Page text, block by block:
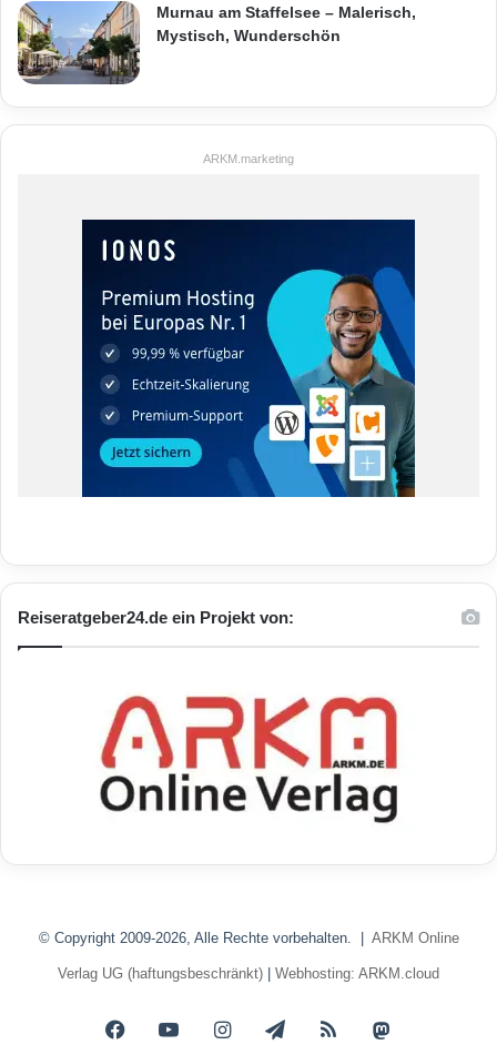
Murnau am Staffelsee – Malerisch,
Mystisch, Wunderschön
ARKM.marketing
Reiseratgeber24.de ein Projekt von:
© Copyright 2009-2026, Alle Rechte vorbehalten. | ARKM Online
Verlag UG (haftungsbeschränkt) Webhosting: ARKM.cloud
FacebookYouTubeInstagramTelegramRSS